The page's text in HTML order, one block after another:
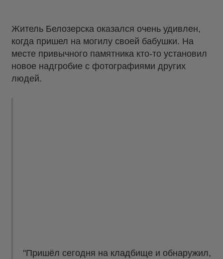
Житель Белозерска оказался очень удивлен,
когда пришел на могилу своей бабушки. На
месте привычного памятника кто-то установил
новое надгробие с фотографиями других
людей.
"Пришёл сегодня на кладбище и обнаружил,